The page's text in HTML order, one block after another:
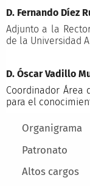
Main menu
Organigrama
Patronato
Altos cargos
D. Fernando Díez
Adjunto a la
de la Universidad
D. Óscar Vadillo
Coordinador Área
para el